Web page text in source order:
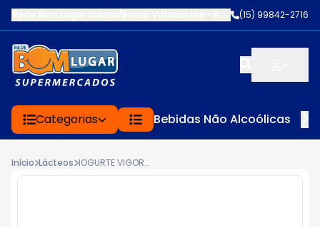
ROD BUNJIRO NAKAO
(15) 99842-2716
Categorias Bebidas Não Alcoólicas
Início Lácteos IOGURTE VIGOR PETIT MORANGO 320G